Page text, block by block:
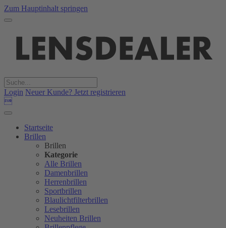
Zum Hauptinhalt springen
Login Neuer Kunde? Jetzt registrieren

Startseite
Brillen
Brillen
Kategorie
Alle Brillen
Damenbrillen
Herrenbrillen
Sportbrillen
Blaulichtfilterbrillen
Lesebrillen
Neuheiten Brillen